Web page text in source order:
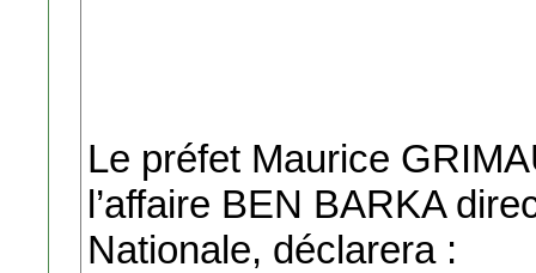
Le préfet Maurice
l’affaire BEN BARKA
Nationale, déclarera :